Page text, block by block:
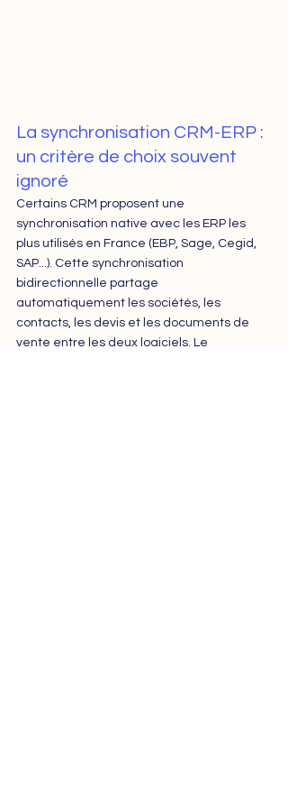
La synchronisation CRM-ERP :
un critère de choix souvent
ignoré
Certains CRM proposent une
synchronisation native avec les ERP les
plus utilisés en France (EBP, Sage, Cegid,
SAP...). Cette synchronisation
bidirectionnelle partage
automatiquement les sociétés, les
contacts, les devis et les documents de
vente entre les deux logiciels. Le